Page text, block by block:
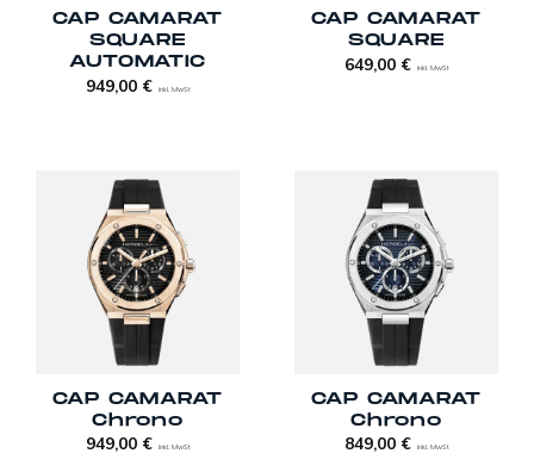
CAP CAMARAT
SQUARE
AUTOMATIC
949,00 € inkl. MwSt
CAP CAMARAT
SQUARE
649,00 € inkl. MwSt
CAP CAMARAT
Chrono
949,00 € inkl. MwSt
CAP CAMARAT
Chrono
849,00 € inkl. MwSt